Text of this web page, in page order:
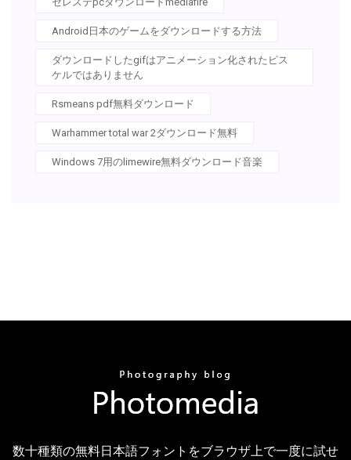
Android日本のゲームをダウンロードする方法
ダウンロードしたgifはアニメーション化されたピス
ケルではありません
Rsmeans pdf無料ダウンロード
Warhammer total war 2ダウンロード無料
Windows 7用のlimewire無料ダウンロード音楽
数十種類の無料日本語フォントをブラウザ上で一度に試せ